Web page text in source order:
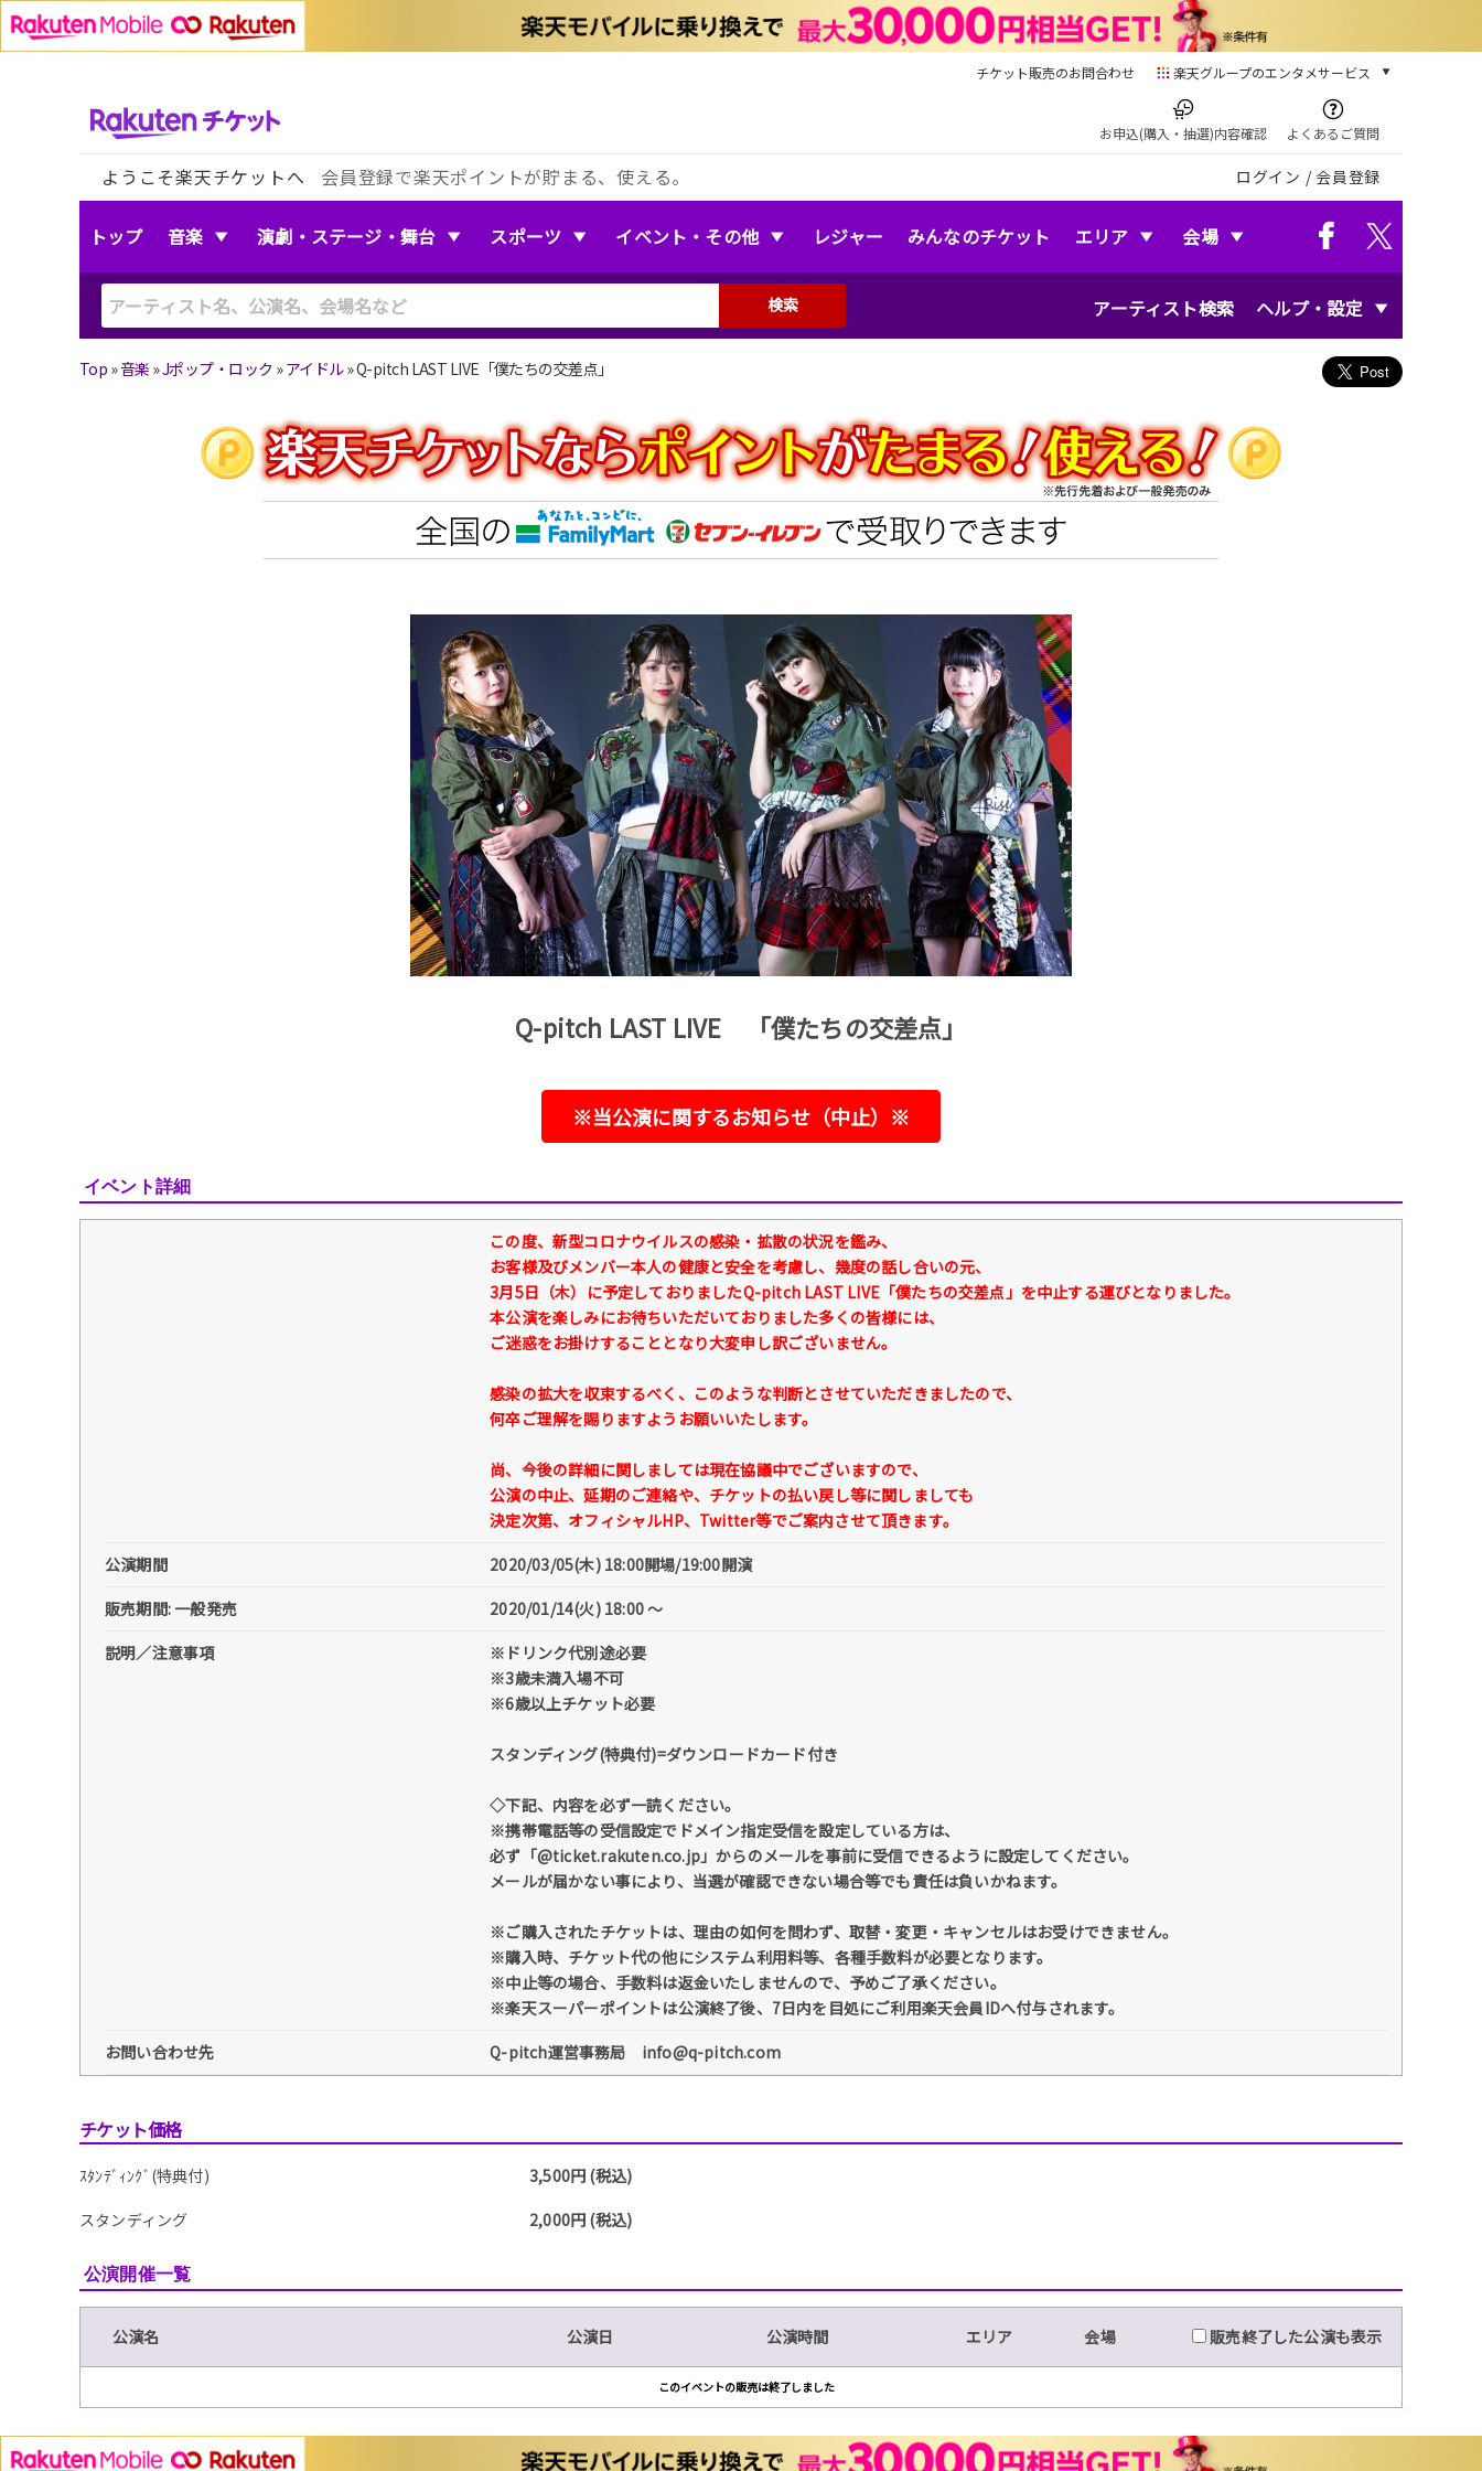
チケット販売のお問合わせ 楽天グループのエンタメサービス
本/ゲーム/CD/DVD
楽天ブックス
電子書籍
楽天Kobo
音楽配信
Rakuten PLAY
無料テレビ
お申込(購入・抽選)内容確認 よくあるご質問
ようこそ楽天チケットへ 会員登録で楽天ポイントが貯まる、使える。 ログイン / 会員登録
トップ 音楽 演劇・ステージ・舞台 スポーツ イベント・その他 レジャー みんなのチケット エリア 会場
アーティスト検索 ヘルプ・設定
検索
Top »音楽 »Jポップ・ロック »アイドル»Q-pitch LAST LIVE「僕たちの交差点」
Q-pitch LAST LIVE 「僕たちの交差点」
※当公演に関するお知らせ（中止）※
イベント詳細
この度、新型コロナウイルスの感染・拡散の状況を鑑み、
お客様及びメンバー本人の健康と安全を考慮し、幾度の話し合いの元、
3月5日（木）に予定しておりましたQ-pitch LAST LIVE「僕たちの交差点」を中止する運びとなりました。
本公演を楽しみにお待ちいただいておりました多くの皆様には、
ご迷惑をお掛けすることとなり大変申し訳ございません。
感染の拡大を収束するべく、このような判断とさせていただきましたので、
何卒ご理解を賜りますようお願いいたします。
尚、今後の詳細に関しましては現在協議中でございますので、
公演の中止、延期のご連絡や、チケットの払い戻し等に関しましても
決定次第、オフィシャルHP、Twitter等でご案内させて頂きます。
公演期間
2020/03/05(木) 18:00開場/19:00開演
販売期間: 一般発売
2020/01/14(火) 18:00 〜
説明／注意事項
※ドリンク代別途必要
※3歳未満入場不可
※6歳以上チケット必要
スタンディング(特典付)=ダウンロードカード付き
◇下記、内容を必ず一読ください。
※携帯電話等の受信設定でドメイン指定受信を設定している方は、
必ず「@ticket.rakuten.co.jp」からのメールを事前に受信できるように設定してください。
メールが届かない事により、当選が確認できない場合等でも責任は負いかねます。
※ご購入されたチケットは、理由の如何を問わず、取替・変更・キャンセルはお受けできません。
※購入時、チケット代の他にシステム利用料等、各種手数料が必要となります。
※中止等の場合、手数料は返金いたしませんので、予めご了承ください。
※楽天スーパーポイントは公演終了後、7日内を目処にご利用楽天会員IDへ付与されます。
お問い合わせ先
Q-pitch運営事務局 info@q-pitch.com
チケット価格
ｽﾀﾝﾃﾞｨﾝｸﾞ(特典付)
3,500円 (税込)
スタンディング
2,000円 (税込)
公演開催一覧
公演名 公演日 公演時間 エリア 会場 販売終了した公演も表示
このイベントの販売は終了しました